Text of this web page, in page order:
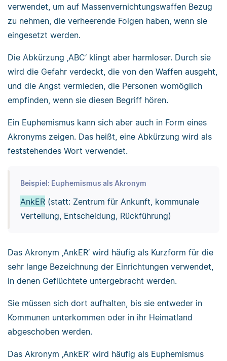
verwendet, um auf Massenvernichtungswaffen Bezug
zu nehmen, die verheerende Folgen haben, wenn sie
eingesetzt werden.
Die Abkürzung ‚ABC‘ klingt aber harmloser. Durch sie
wird die Gefahr verdeckt, die von den Waffen ausgeht,
und die Angst vermieden, die Personen womöglich
empfinden, wenn sie diesen Begriff hören.
Ein Euphemismus kann sich aber auch in Form eines
Akronyms zeigen. Das heißt, eine Abkürzung wird als
feststehendes Wort verwendet.
Beispiel: Euphemismus als Akronym
AnkER(statt: Zentrum für Ankunft, kommunale
Verteilung, Entscheidung, Rückführung)
Das Akronym ‚AnkER‘ wird häufig als Kurzform für die
sehr lange Bezeichnung der Einrichtungen verwendet,
in denen Geflüchtete untergebracht werden.
Sie müssen sich dort aufhalten, bis sie entweder in
Kommunen unterkommen oder in ihr Heimatland
abgeschoben werden.
Das Akronym ‚AnkER‘ wird häufig als Euphemismus